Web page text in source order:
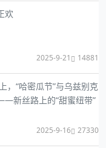
欢
2025-9-21 14881
，“哈密瓜节”与乌兹别克
新丝路上的“甜蜜纽带”
2025-9-16 27330